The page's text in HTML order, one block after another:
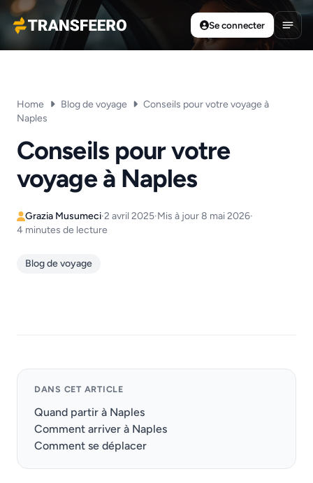
Transfeero
Se connecter
Home Blog de voyage
Conseils pour votre voyage à
Naples
Conseils pour votre
voyage à Naples
Grazia Musumeci·2 avril 2025·Mis à jour 8 mai 2026·
4 minutes de lecture
Blog de voyage
DANS CET ARTICLE
Quand partir à Naples
Comment arriver à Naples
Comment se déplacer